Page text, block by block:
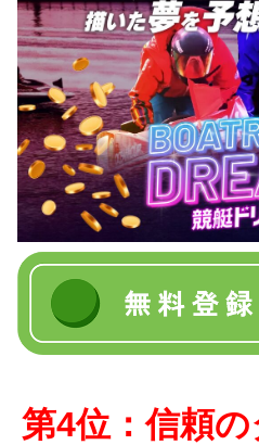
第4位：信頼の